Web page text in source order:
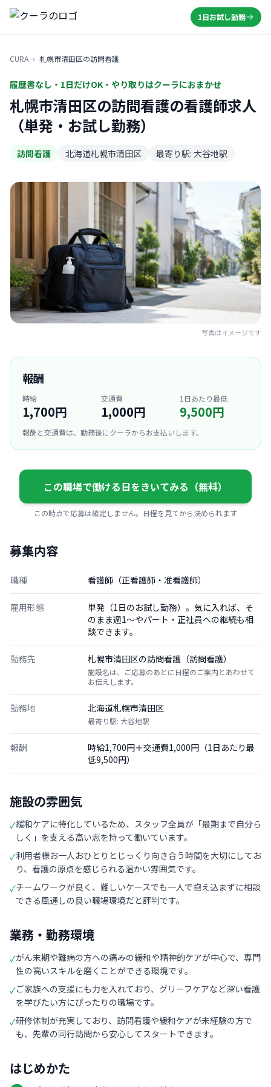
1日お試し勤務
CURA › 札幌市清田区の訪問看護
履歴書なし・1日だけOK・やり取りはクーラにおまかせ
札幌市清田区の訪問看護の看護師求人
（単発・お試し勤務）
訪問看護 北海道札幌市清田区 最寄り駅: 大谷地駅
写真はイメージです
報酬
時給
1,700円
交通費
1,000円
1日あたり最低
9,500円
報酬と交通費は、勤務後にクーラからお支払いします。
この職場で働ける日をきいてみる（無料）
この時点で応募は確定しません。日程を見てから決められます
募集内容
職種 看護師（正看護師・准看護師）
雇用形態
単発（1日のお試し勤務）。気に入れば、そ
のまま週1〜やパート・正社員への継続も相
談できます。
勤務先 札幌市清田区の訪問看護（訪問看護）
施設名は、ご応募のあとに日程のご案内とあわせて
お伝えします。
勤務地 北海道札幌市清田区
最寄り駅: 大谷地駅
報酬
時給1,700円＋交通費1,000円（1日あたり最
低9,500円）
施設の雰囲気
✓緩和ケアに特化しているため、スタッフ全員が「最期まで自分ら
しく」を支える高い志を持って働いています。
✓利用者様お一人おひとりとじっくり向き合う時間を大切にしてお
り、看護の原点を感じられる温かい雰囲気です。
✓チームワークが良く、難しいケースでも一人で抱え込まずに相談
できる風通しの良い職場環境だと評判です。
業務・勤務環境
✓がん末期や難病の方への痛みの緩和や精神的ケアが中心で、専門
性の高いスキルを磨くことができる環境です。
✓ご家族への支援にも力を入れており、グリーフケアなど深い看護
を学びたい方にぴったりの職場です。
✓研修体制が充実しており、訪問看護や緩和ケアが未経験の方で
も、先輩の同行訪問から安心してスタートできます。
はじめかた